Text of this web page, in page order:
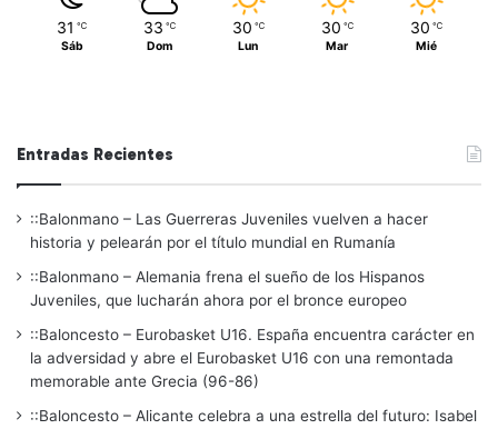
31 ℃
Sáb
33 ℃
Dom
30 ℃
Lun
30 ℃
Mar
30 ℃
Mié
Entradas Recientes
::Balonmano – Las Guerreras Juveniles vuelven a hacer
historia y pelearán por el título mundial en Rumanía
::Balonmano – Alemania frena el sueño de los Hispanos
Juveniles, que lucharán ahora por el bronce europeo
::Baloncesto – Eurobasket U16. España encuentra carácter en
la adversidad y abre el Eurobasket U16 con una remontada
memorable ante Grecia (96-86)
::Baloncesto – Alicante celebra a una estrella del futuro: Isabel